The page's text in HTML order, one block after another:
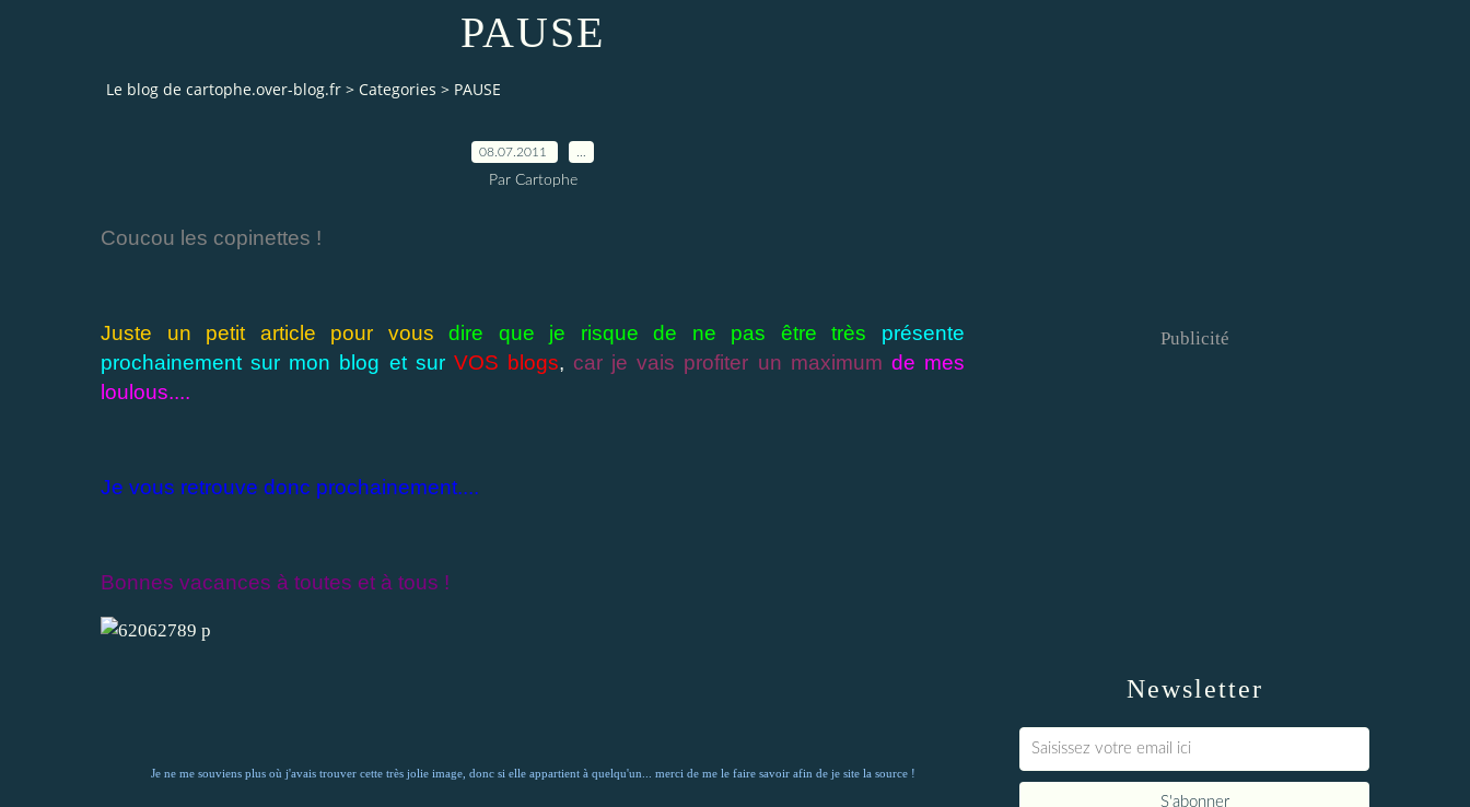
PAUSE
Le blog de cartophe.over-blog.fr > Categories > PAUSE
08.07.2011
Par Cartophe
Coucou les copinettes !
Juste un petit article pour vous dire que je risque de ne pas être très
présente
prochainement sur mon blog et sur VOS blogs, car je vais profiter un maximum de mes
loulous....
Je vous retrouve donc prochainement....
Bonnes vacances à toutes et à tous !
Je ne me souviens plus où j'avais trouver cette très jolie image, donc si elle appartient à quelqu'un... merci de me le faire savoir afin de je site la source !
Newsletter
Publicité